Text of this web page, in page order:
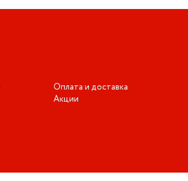
Оплата и доставка
Акции